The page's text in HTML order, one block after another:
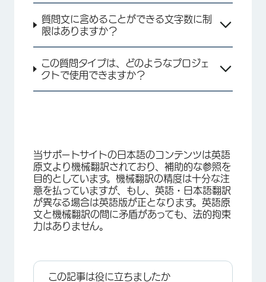
質問文に含めることができる文字数に制
限はありますか？
この質問タイプは、どのようなプロジェ
クトで使用できますか？
当サポートサイトの日本語のコンテンツは英語
原文より機械翻訳されており、補助的な参照を
目的としています。機械翻訳の精度は十分な注
意を払っていますが、もし、英語・日本語翻訳
が異なる場合は英語版が正となります。英語原
文と機械翻訳の間に矛盾があっても、法的拘束
力はありません。
この記事は役に立ちましたか